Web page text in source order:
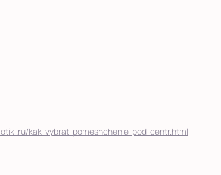
kak-vybrat-pomeshchenie-pod-centr.html